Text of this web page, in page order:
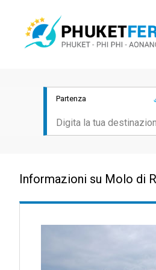
Partenza
Informazioni su Molo di